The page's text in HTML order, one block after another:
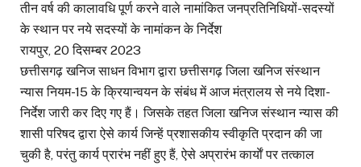
तीन वर्ष की कालावधि पूर्ण करने वाले नामांकित जनप्रतिनिधियों-सदस्यों
के स्थान पर नये सदस्यों के नामांकन के निर्देश
रायपुर, 20 दिसम्बर 2023
छत्तीसगढ़ खनिज साधन विभाग द्वारा छत्तीसगढ़ जिला खनिज संस्थान
न्यास नियम-15 के क्रियान्वयन के संबंध में आज मंत्रालय से नये दिशा-
निर्देश जारी कर दिए गए हैं। जिसके तहत जिला खनिज संस्थान न्यास की
शासी परिषद द्वारा ऐसे कार्य जिन्हें प्रशासकीय स्वीकृति प्रदान की जा
चुकी है, परंतु कार्य प्रारंभ नहीं हुए हैं, ऐसे अप्रारंभ कार्याें पर तत्काल